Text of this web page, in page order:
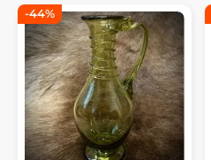
-44%